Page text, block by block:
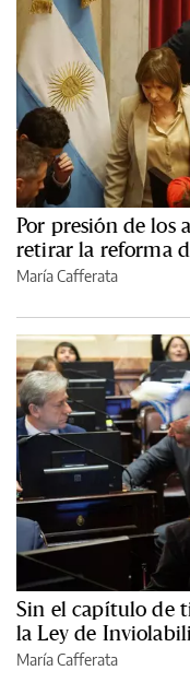
Por presión de los
retirar la reforma
María Cafferata
Sin el capítulo de
la Ley de
María Cafferata